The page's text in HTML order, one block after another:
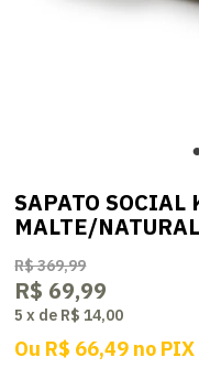
SAPATO SOCIAL
MALTE/
R$ 369,99
R$ 69,99
5 x de R$ 14,00
Ou R$ 66,49 no PIX